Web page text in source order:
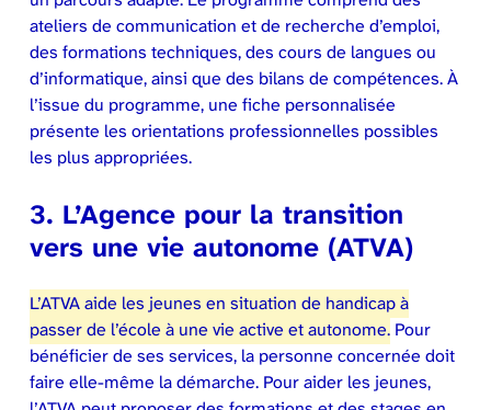
ateliers de communication et de recherche d’emploi,
des formations techniques, des cours de langues ou
d’informatique, ainsi que des bilans de compétences. À
l’issue du programme, une fiche personnalisée
présente les orientations professionnelles possibles
les plus appropriées.
3. L’Agence pour la transition
vers une vie autonome(ATVA)
L’ATVA aide les jeunes en situation de handicap à
passer de l’école à une vie active et autonome.Pour
bénéficier de ses services, la personne concernée doit
faire elle-même la démarche. Pour aider les jeunes,